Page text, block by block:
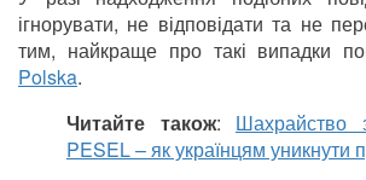
ігнорувати, не відповідати та не
тим, найкраще про такі випадки
Polska.
Читайте також: Шахрайство
PESEL – як українцям уникнути